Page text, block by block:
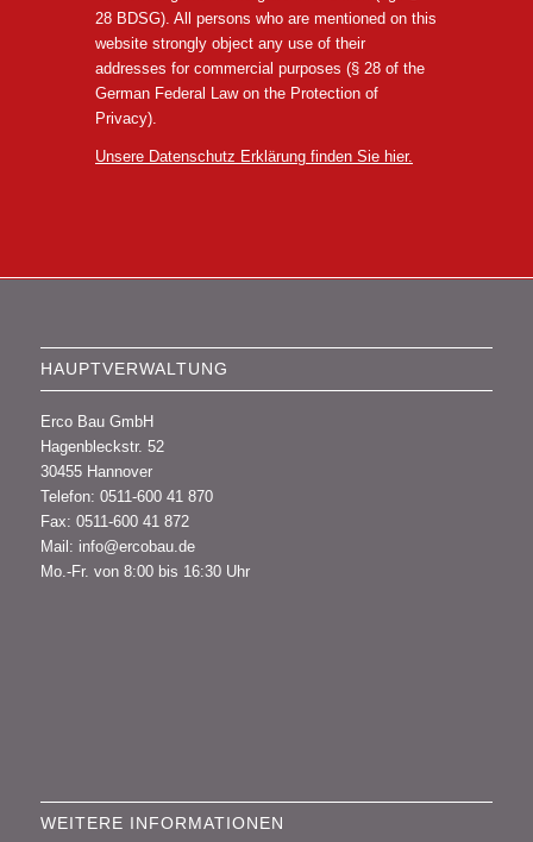
28 BDSG). All persons who are mentioned on this
website strongly object any use of their
addresses for commercial purposes (§ 28 of the
German Federal Law on the Protection of
Privacy).
Unsere Datenschutz Erklärung finden Sie hier.
HAUPTVERWALTUNG
Erco Bau GmbH
Hagenbleckstr. 52
30455 Hannover
Telefon: 0511-600 41 870
Fax: 0511-600 41 872
Mail: info@ercobau.de
Mo.-Fr. von 8:00 bis 16:30 Uhr
WEITERE INFORMATIONEN